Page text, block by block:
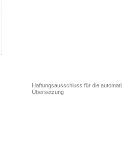
Haftungsausschluss für die
Übersetzung